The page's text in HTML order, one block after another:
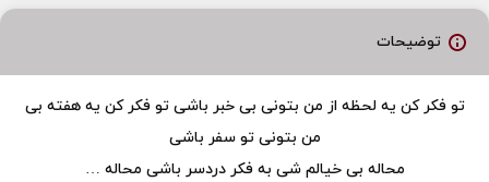
توضیحات
تو فکر کن یه لحظه از من بتونی بی خبر باشی تو فکر کن یه هفته بی
من بتونی تو سفر باشی
محاله بی خیالم شی به فکر دردسر باشی محاله …